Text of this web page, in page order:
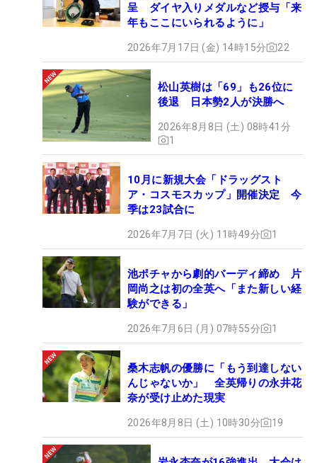
呈 ダイヤ入りメダルなど授与「来
年もここにいられるように」
2026年7月17日 (金) 14時15分 22
松山英樹は「69」も26位に
後退 日本勢2人が決勝へ
2026年8月8日 (土) 08時41分
1
10月に新規大会「ドラッグスト
ア・コスモスカップ」開催決定 今
季は23試合に
2026年7月7日 (火) 11時49分 1
池ポチャから劇的バーディ締め 片
岡尚之は初の全英へ「また新しい経
験ができる」
2026年7月6日 (月) 07時55分 1
桑木志帆の優勝に「もう到達しない
んじゃないか」 全英帰りの永井花
奈が受け止めた現実
2026年8月8日 (土) 10時30分 19